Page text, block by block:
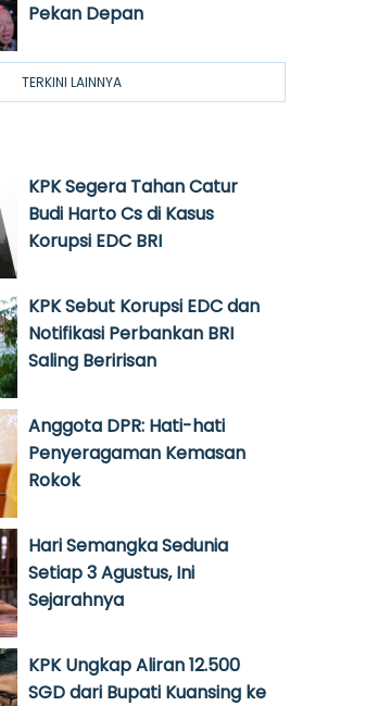
Pekan Depan
TERKINI LAINNYA
KPK Segera Tahan Catur
Budi Harto Cs di Kasus
Korupsi EDC BRI
KPK Sebut Korupsi EDC dan
Notifikasi Perbankan BRI
Saling Beririsan
Anggota DPR: Hati-hati
Penyeragaman Kemasan
Rokok
Hari Semangka Sedunia
Setiap 3 Agustus, Ini
Sejarahnya
KPK Ungkap Aliran 12.500
SGD dari Bupati Kuansing ke